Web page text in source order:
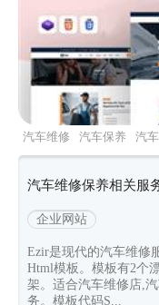
汽车维修 汽车保养 汽
理厂
汽车维修保养相关服
企业网站
Ezir是现代的汽车维修
Html模板。模板有2个
架。适合汽车维修店,
务。模板代码S...